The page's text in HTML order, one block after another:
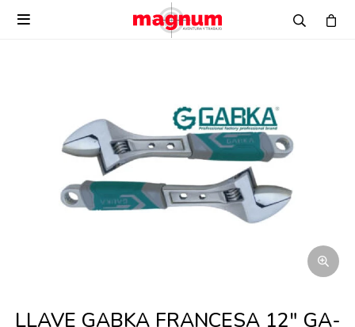

LLAVE GABKA FRANCESA 12" GA-